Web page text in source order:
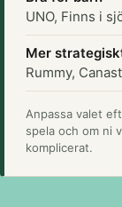
UNO, Finns i
Mer
Rummy,
Anpassa valet
spela och om ni
komplicerat.